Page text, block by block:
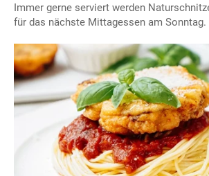
Immer gerne serviert werden
für das nächste Mittagessen am Sonntag.